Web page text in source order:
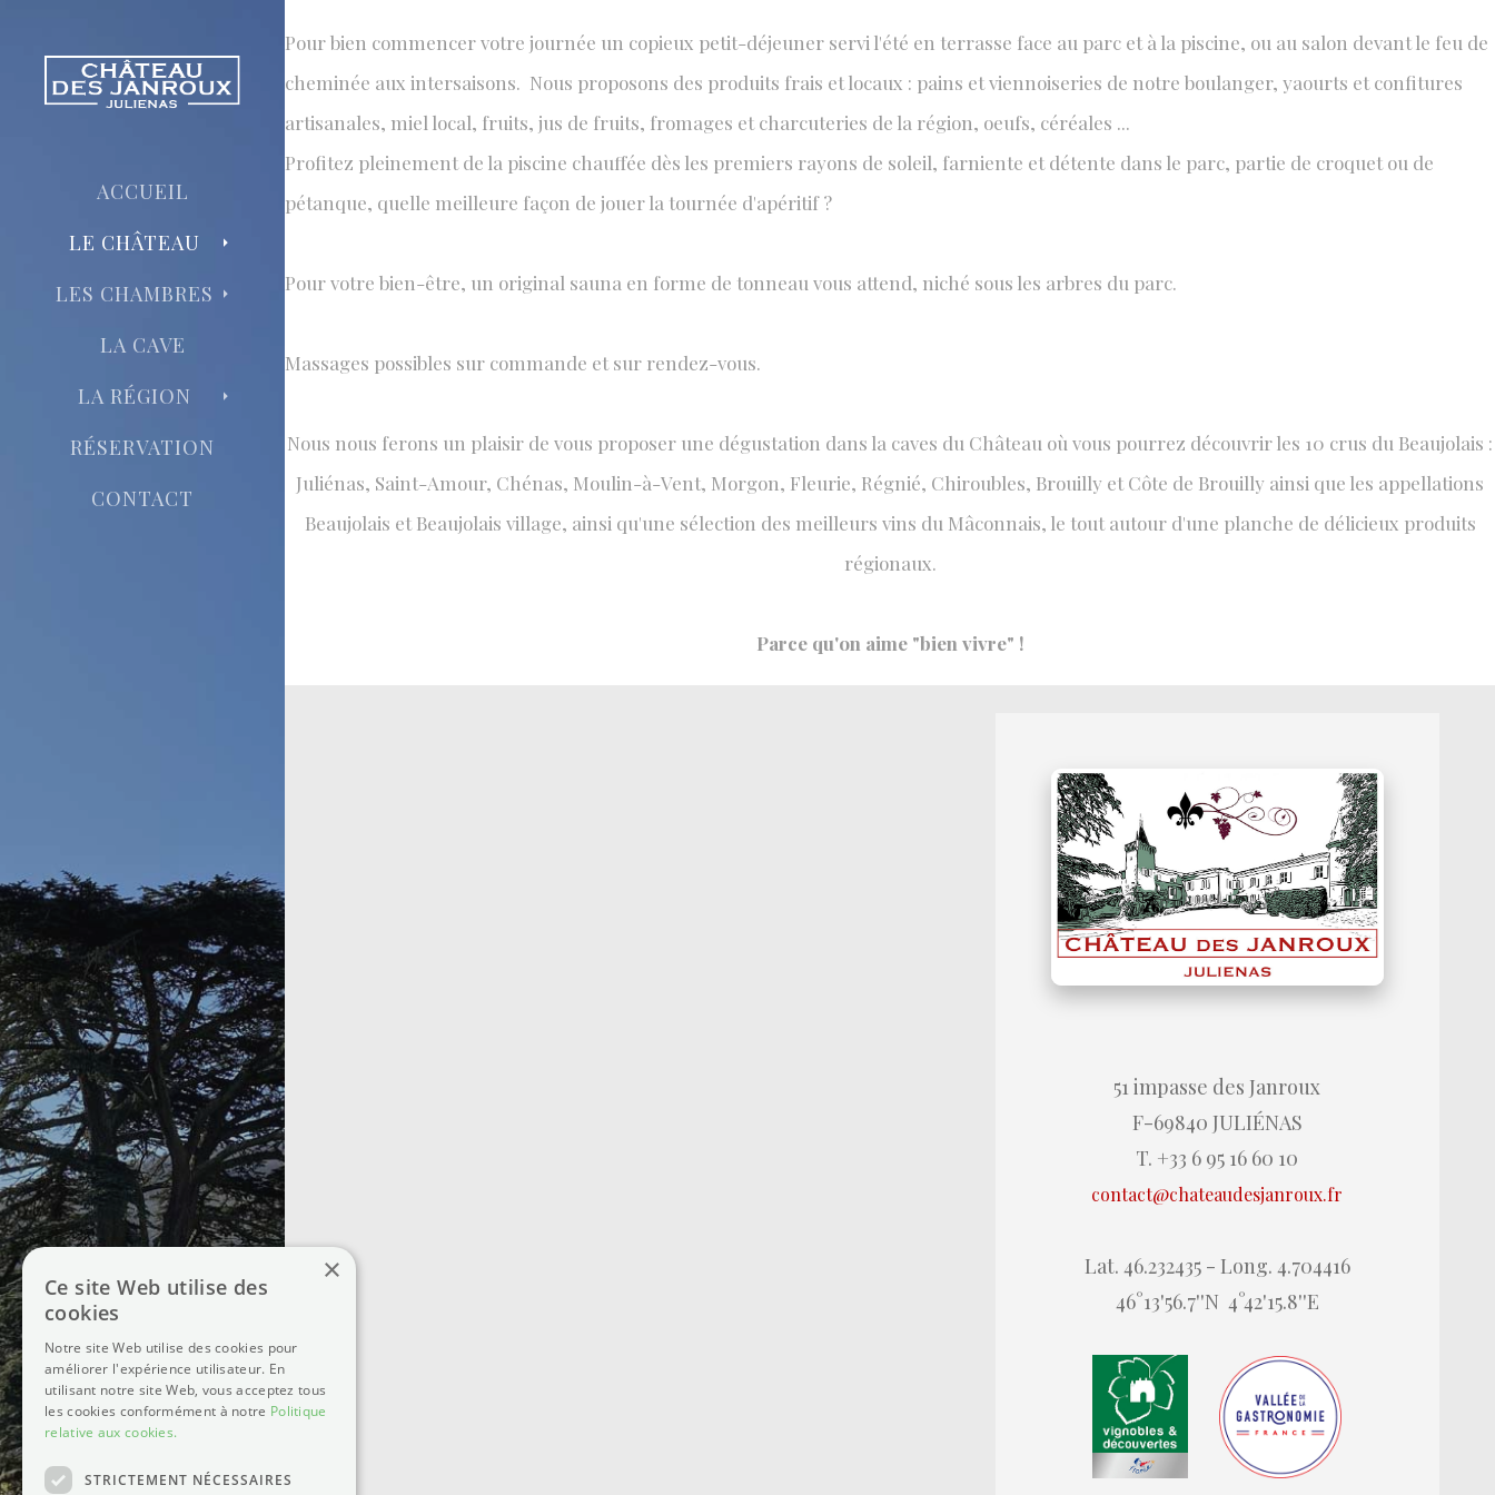
ACCUEIL
LE CHÂTEAU
LES CHAMBRES
LA CAVE
LA RÉGION
RÉSERVATION
CONTACT
ACTIVITÉS AU CHÂTEAU
il y en a pour tous les goûts
Pour bien commencer votre journée un copieux petit-déjeuner servi l'été en terrasse face au parc et à la piscine, ou au salon devant le feu de
cheminée aux intersaisons. Nous proposons des produits frais et locaux : pains et viennoiseries de notre boulanger, yaourts et confitures
artisanales, miel local, fruits, jus de fruits, fromages et charcuteries de la région, oeufs, céréales ...
Profitez pleinement de la piscine chauffée dès les premiers rayons de soleil, farniente et détente dans le parc, partie de croquet ou de
pétanque, quelle meilleure façon de jouer la tournée d'apéritif ?
​Pour votre bien-être, un original sauna en forme de tonneau vous attend, niché sous les arbres du parc.
Massages possibles sur commande et sur rendez-vous.
​Nous nous ferons un plaisir de vous proposer une dégustation dans la caves du Château où vous pourrez découvrir les 10 crus du Beaujolais :
Juliénas, Saint-Amour, Chénas, Moulin-à-Vent, Morgon, Fleurie, Régnié, Chiroubles, Brouilly et Côte de Brouilly ainsi que les appellations
Beaujolais et Beaujolais village, ainsi qu'une sélection des meilleurs vins du Mâconnais, le tout autour d'une planche de délicieux produits
régionaux.
Parce qu'on aime "bien vivre" !
51 impasse des Janroux
F-69840 JULIÉNAS
T. +33 6 95 16 60 10
contact@chateaudesjanroux.fr
Lat. 46.232435 - Long. 4.704416
46°13'56.7''N 4°42'15.8''E
×
Ce site Web utilise des
cookies
Notre site Web utilise des cookies pour
améliorer l'expérience utilisateur. En
utilisant notre site Web, vous acceptez tous
les cookies conformément à notre Politique
relative aux cookies.
STRICTEMENT NÉCESSAIRES